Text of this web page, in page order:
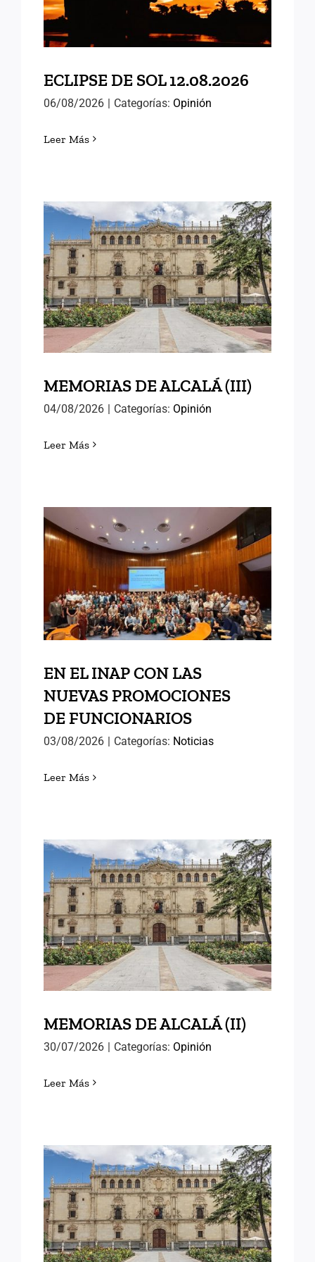
ECLIPSE DE SOL 12.08.2026
06/08/2026 | Categorías: Opinión
Leer Más
MEMORIAS DE ALCALÁ
(III)
MEMORIAS DE ALCALÁ (III)
04/08/2026 | Categorías: Opinión
Leer Más
EN EL INAP CON LAS
NUEVAS PROMOCIONES
DE FUNCIONARIOS
EN EL INAP CON LAS
NUEVAS PROMOCIONES
DE FUNCIONARIOS
03/08/2026 | Categorías: Noticias
Leer Más
MEMORIAS DE ALCALÁ (II)
MEMORIAS DE ALCALÁ (II)
30/07/2026 | Categorías: Opinión
Leer Más
MEMORIAS DE ALCALÁ (I)